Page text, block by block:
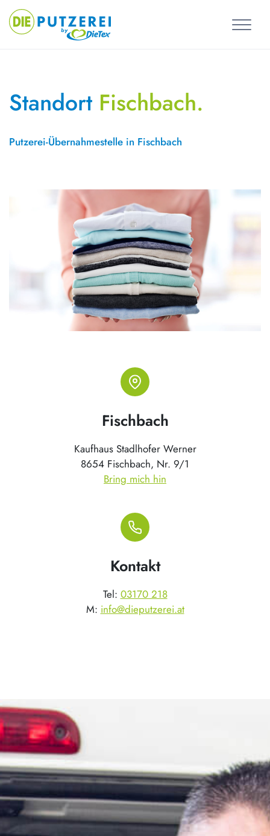
Skip
content
Standort Fischbach.
Putzerei-Übernahmestelle in Fischbach
Fischbach
Kaufhaus Stadlhofer Werner
8654 Fischbach, Nr. 9/1
Bring mich hin
Kontakt
Tel: 03170 218
M: info@dieputzerei.at